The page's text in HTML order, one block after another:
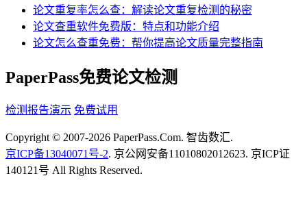
论文重复率怎么查：解读论文重复检测的秘密
论文查重软件免费版：特点和功能介绍
论文怎么查重免费：帮你提高论文质量完整指南
PaperPass免费论文检测
检测报告演示 免费试用
Copyright © 2007-2026 PaperPass.Com. 智齿数汇.
京ICP备13040071号-2. 京公网安备11010802012623. 京ICP证
140121号 All Rights Reserved.